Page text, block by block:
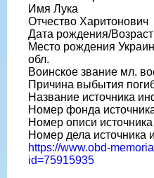
Имя Лука
Отчество Харитонович
Дата рождения/
Место рождения
обл.
Воинское звание мл.
Причина выбытия
Название источника
Номер фонда
Номер описи
Номер дела источника
https://www.obd-
id=75915935